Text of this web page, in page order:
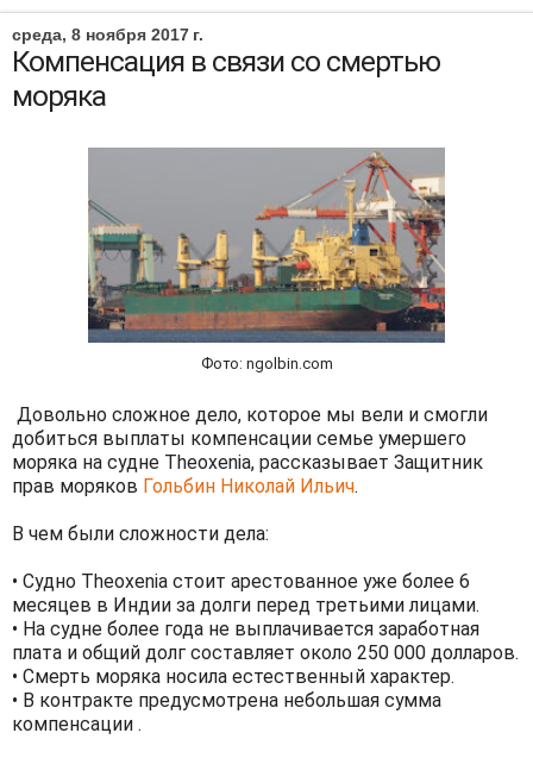
среда, 8 ноября 2017 г.
Компенсация в связи со смертью
моряка
Фото: ngolbin.com
Довольно сложное дело, которое мы вели и смогли
добиться выплаты компенсации семье умершего
моряка на судне Theoxenia, рассказывает Защитник
прав моряков Гольбин Николай Ильич.
В чем были сложности дела:
• Судно Theoxenia стоит арестованное уже более 6
месяцев в Индии за долги перед третьими лицами.
• На судне более года не выплачивается заработная
плата и общий долг составляет около 250 000 долларов.
• Смерть моряка носила естественный характер.
• В контракте предусмотрена небольшая сумма
компенсации .